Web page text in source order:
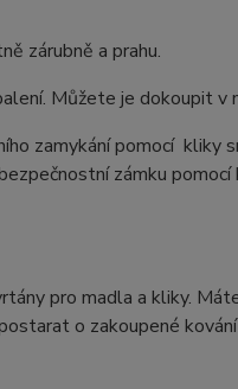
zárubně a prahu.
Můžete je dokoupit v
zamykání pomocí kliky
zámku
pro madla a kliky.
o zakoupené